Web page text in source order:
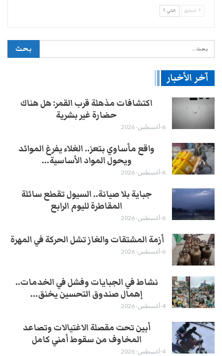
السابق التالي
آخر الأخبار
اكتشافات مذهلة قرب القمر: هل هناك
حضارة غير بشرية
6-أغسطس- 2026
واقع مأساوي بتعز.. الغلاء يفرغ الموائد
ويحول المواد الأساسية…
6-أغسطس- 2026
جباية بلا صيانة.. السيول تقطع سائلة
المقاطرة لليوم الرابع
6-أغسطس- 2026
أزمة المشتقات والغاز تشل الحركة في المهرة ​
6-أغسطس- 2026
نشاط في الجبايات وفشل في الخدمات..
إهمال صندوق التحسين يخنق…
4-أغسطس- 2026
أبين تحت مقصلة الاغتيالات وتصاعد
المخاوف من سقوط أمني كامل
4-أغسطس- 2026